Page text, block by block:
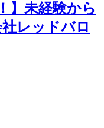
】未経験から
レッドバロ